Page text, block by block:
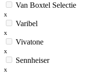
Van Boxtel Selectie
x
Varibel
x
Vivatone
x
Sennheiser
x